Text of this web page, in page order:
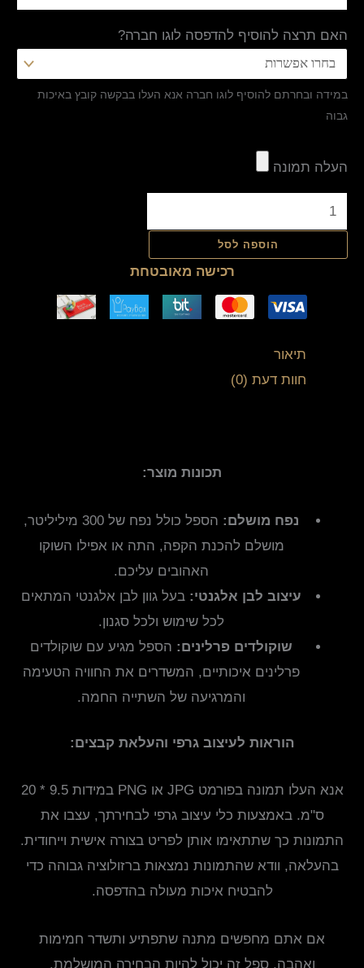
האם תרצה להוסיף להדפסה לוגו חברה?
במידה ובחרתם להוסיף לוגו חברה אנא העלו בבקשה קובץ באיכות
גבוה
העלה תמונה
הוספה לסל
רכישה מאובטחת
תיאור
חוות דעת (0)
תכונות מוצר:
נפח מושלם:
הספל כולל נפח של 300 מיליליטר,
מושלם להכנת הקפה, התה או אפילו השוקו
האהובים עליכם.
עיצוב לבן אלגנטי: בעל גוון לבן אלגנטי המתאים
לכל שימוש ולכל סגנון.
שוקולדים פרלינים: הספל מגיע עם שוקולדים
פרלינים איכותיים, המשדרים את החוויה הטעימה
והמרגיעה של השתייה החמה.
הוראות לעיצוב גרפי והעלאת קבצים:
אנא העלו תמונה בפורמט JPG או PNG במידות 9.5 * 20
ס"מ. באמצעות כלי עיצוב גרפי לבחירתך, עצבו את
התמונות כך שתתאימו אותן לפריט בצורה אישית וייחודית.
בהעלאה, וודא שהתמונות נמצאות ברזולוציה גבוהה כדי
להבטיח איכות מעולה בהדפסה.
אם אתם מחפשים מתנה שתפתיע ותשדר חמימות
ואהבה, ספל זה יכול להיות הבחירה המושלמת.